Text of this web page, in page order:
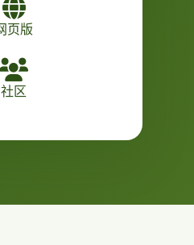
页版
社区